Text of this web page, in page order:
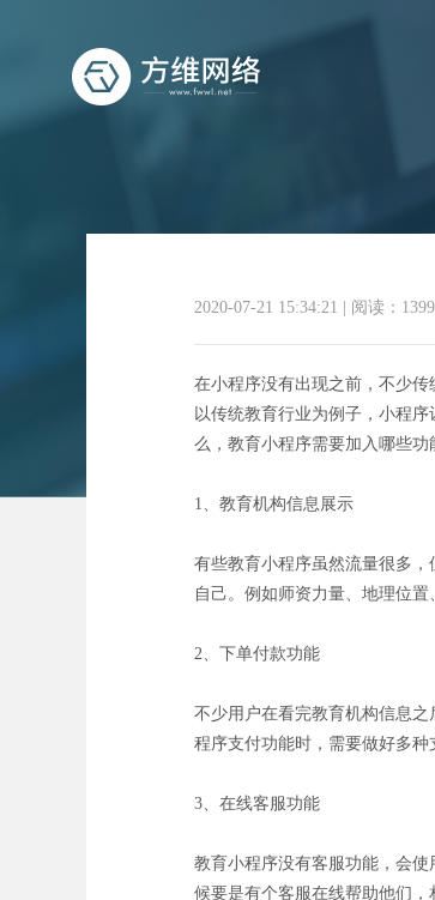
2020-07-21 15:34:21 阅读：1399
在小程序没有出现之前，不少
以传统教育行业为例子，小程
么，教育小程序需要加入哪些功
1、教育机构信息展示
有些教育小程序虽然流量很多
自己。例如师资力量、地理位
2、下单付款功能
不少用户在看完教育机构信息
程序支付功能时，需要做好多种
3、在线客服功能
教育小程序没有客服功能，会
候要是有个客服在线帮助他们，